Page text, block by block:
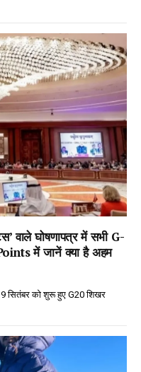
वाले घोषणापत्र में सभी G-
में जानें क्या है अहम
9 सितंबर को शुरू हुए G20 शिखर